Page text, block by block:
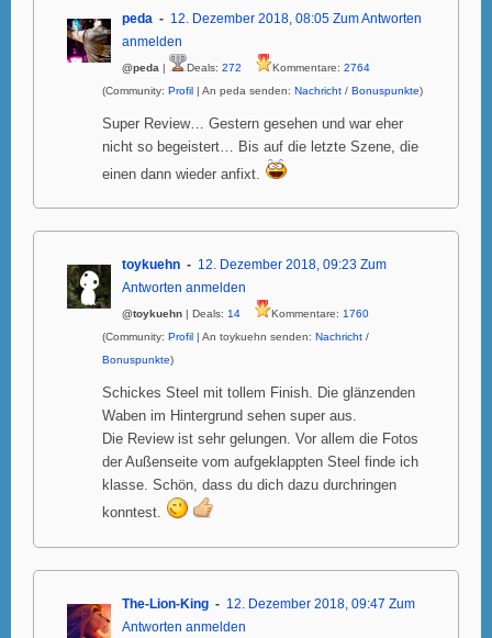
peda 12. Dezember 2018, 08:05 Zum Antworten
anmelden
@peda | Deals: 272 Kommentare: 2764
(Community: Profil | An peda senden: Nachricht / Bonuspunkte)
Super Review… Gestern gesehen und war eher
nicht so begeistert… Bis auf die letzte Szene, die
einen dann wieder anfixt.
toykuehn 12. Dezember 2018, 09:23 Zum
Antworten anmelden
@toykuehn | Deals: 14 Kommentare: 1760
(Community: Profil | An toykuehn senden: Nachricht /
Bonuspunkte)
Schickes Steel mit tollem Finish. Die glänzenden
Waben im Hintergrund sehen super aus.
Die Review ist sehr gelungen. Vor allem die Fotos
der Außenseite vom aufgeklappten Steel finde ich
klasse. Schön, dass du dich dazu durchringen
konntest.
The-Lion-King 12. Dezember 2018, 09:47 Zum
Antworten anmelden